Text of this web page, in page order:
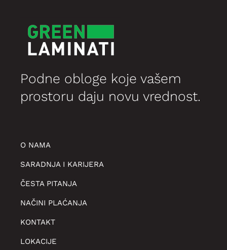
Podne obloge koje vašem
prostoru daju novu vrednost.
O NAMA
SARADNJA I KARIJERA
ČESTA PITANJA
NAČINI PLAĆANJA
KONTAKT
LOKACIJE